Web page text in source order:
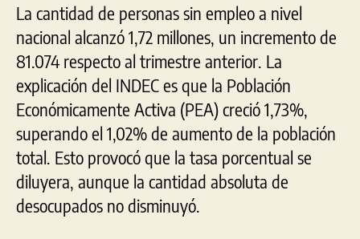
La cantidad de personas sin empleo a nivel
nacional alcanzó 1,72 millones, un incremento de
81.074 respecto al trimestre anterior. La
explicación del INDEC es que la Población
Económicamente Activa (PEA) creció 1,73%,
superando el 1,02% de aumento de la población
total. Esto provocó que la tasa porcentual se
diluyera, aunque la cantidad absoluta de
desocupados no disminuyó.